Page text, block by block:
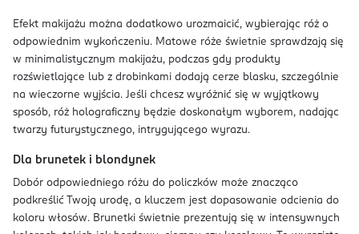
Efekt makijażu można dodatkowo urozmaicić, wybierając róż o
odpowiednim wykończeniu. Matowe róże świetnie sprawdzają się
w minimalistycznym makijażu, podczas gdy produkty
rozświetlające lub z drobinkami dodają cerze blasku, szczególnie
na wieczorne wyjścia. Jeśli chcesz wyróżnić się w wyjątkowy
sposób, róż holograficzny będzie doskonałym wyborem, nadając
twarzy futurystycznego, intrygującego wyrazu.
Dla brunetek i blondynek
Dobór odpowiedniego różu do policzków może znacząco
podkreślić Twoją urodę, a kluczem jest dopasowanie odcienia do
koloru włosów. Brunetki świetnie prezentują się w intensywnych